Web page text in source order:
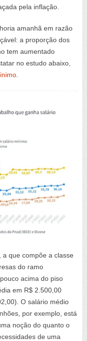
pela inflação.
amanhã em razão
a proporção dos
tem aumentado
no estudo abaixo,
.
que compõe a classe
do ramo
acima do piso
em R$ 2.500,00
O salário médio
por exemplo, está
noção do quanto o
de uma